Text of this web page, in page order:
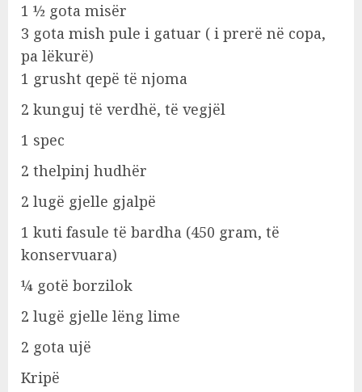
1 ½ gota misër
3 gota mish pule i gatuar ( i prerë në copa,
pa lëkurë)
1 grusht qepë të njoma
2 kunguj të verdhë, të vegjël
1 spec
2 thelpinj hudhër
2 lugë gjelle gjalpë
1 kuti fasule të bardha (450 gram, të
konservuara)
¼ gotë borzilok
2 lugë gjelle lëng lime
2 gota ujë
Kripë